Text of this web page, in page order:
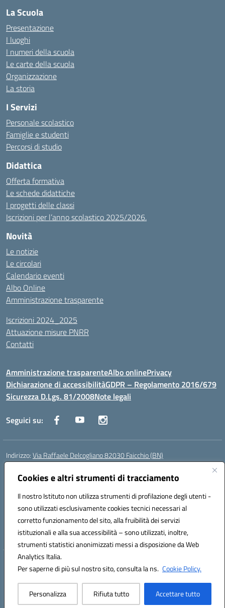
Cookies e altri strumenti di tracciamento
Il nostro Istituto non utilizza strumenti di profilazione degli utenti -
sono utilizzati esclusivamente cookies tecnici necessari al
corretto funzionamento del sito, alla fruibilità dei servizi
istituzionali e alla sua accessibilità – sono utilizzati, inoltre,
strumenti statistici anonimizzati messi a disposizione da Web
Analytics Italia.
Per saperne di più sul nostro sito, consulta la ns. Cookie Policy.
Personalizza Rifiuta tutto Accettare tutto
La Scuola
Presentazione
I luoghi
I numeri della scuola
Le carte della scuola
Organizzazione
La storia
I Servizi
Personale scolastico
Famiglie e studenti
Percorsi di studio
Didattica
Offerta formativa
Le schede didattiche
I progetti delle classi
Iscrizioni per l’anno scolastico 2025/2026.
Novità
Le notizie
Le circolari
Calendario eventi
Albo Online
Amministrazione trasparente
Iscrizioni 2024_2025
Attuazione misure PNRR
Contatti
Amministrazione trasparenteAlbo onlinePrivacy
Dichiarazione di accessibilitàGDPR – Regolamento 2016/679
Sicurezza D.Lgs. 81/2008Note legali
Seguici su:
Indirizzo:Via Raffaele Delcogliano 82030 Faicchio (BN)
Centralino:
Posta elettronica certificata (PEC):bnis02300v@pec.istruzione.it
Codice fiscale: 90003320620
Codice meccanografico:BNIS02300V
Codice Indice delle Pubbliche Amministrazioni (IPA): istsc_bnis02300v
Codice unico di fatturazione (CUF): UFQEG8
Hosting & Powered by 3D Solution S.r.l.
Concept & Design by Designers Italia